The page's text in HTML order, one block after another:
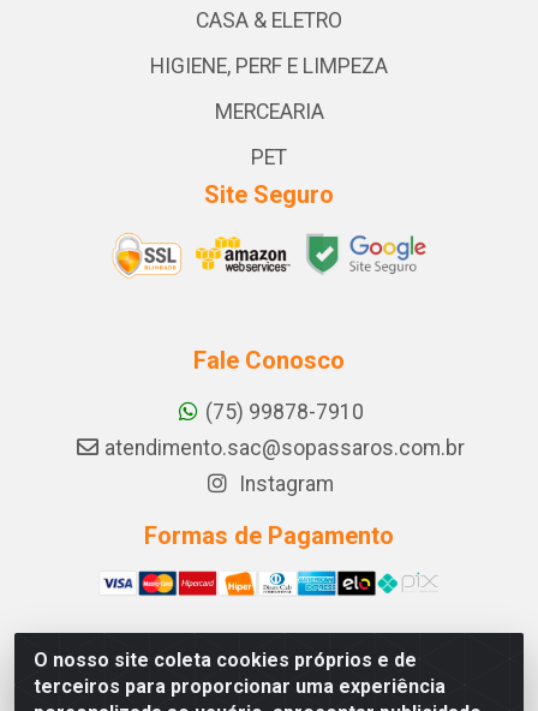
O nosso site coleta cookies próprios e de
terceiros para proporcionar uma experiência
CASA & ELETRO
HIGIENE, PERF E LIMPEZA
MERCEARIA
PET
Site Seguro
Fale Conosco
(75) 99878-7910
atendimento.sac@sopassaros.com.br
Instagram
Formas de Pagamento
A PINA DOS SANTOS DELEZZOTTE LTDA - RODOVIA BA
233, 27 - ZONA RURAL, ITABERABA/BA - CEP 46.880-